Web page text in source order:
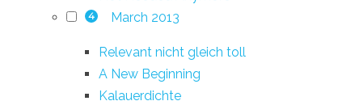
4 March 2013
Relevant nicht gleich toll
A New Beginning
Kalauerdichte